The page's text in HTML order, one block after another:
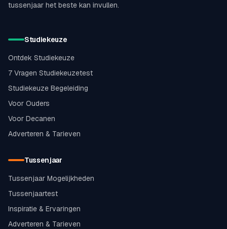
tussenjaar het beste kan invullen.
Studiekeuze
Ontdek Studiekeuze
7 Vragen Studiekeuzetest
Studiekeuze Begeleiding
Voor Ouders
Voor Decanen
Adverteren & Tarieven
Tussenjaar
Tussenjaar Mogelijkheden
Tussenjaartest
Inspiratie & Ervaringen
Adverteren & Tarieven